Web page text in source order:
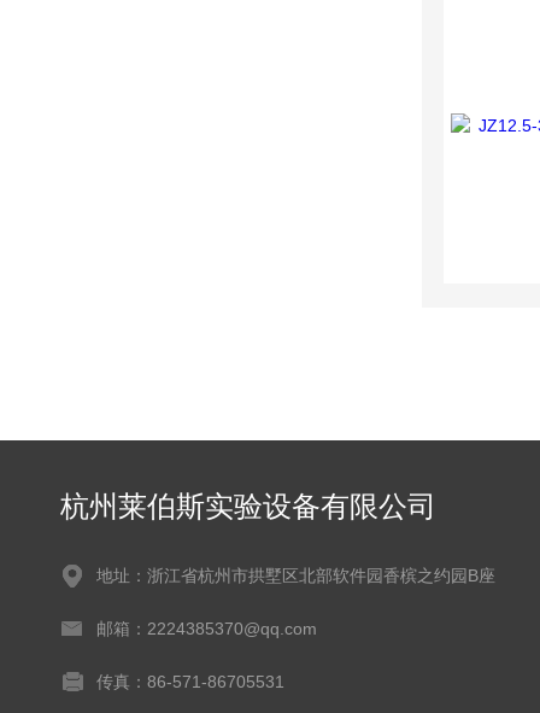
杭州莱伯斯实验设备有限公司
地址：浙江省杭州市拱墅区北部软件园香槟之约园B座
邮箱：2224385370@qq.com
传真：86-571-86705531